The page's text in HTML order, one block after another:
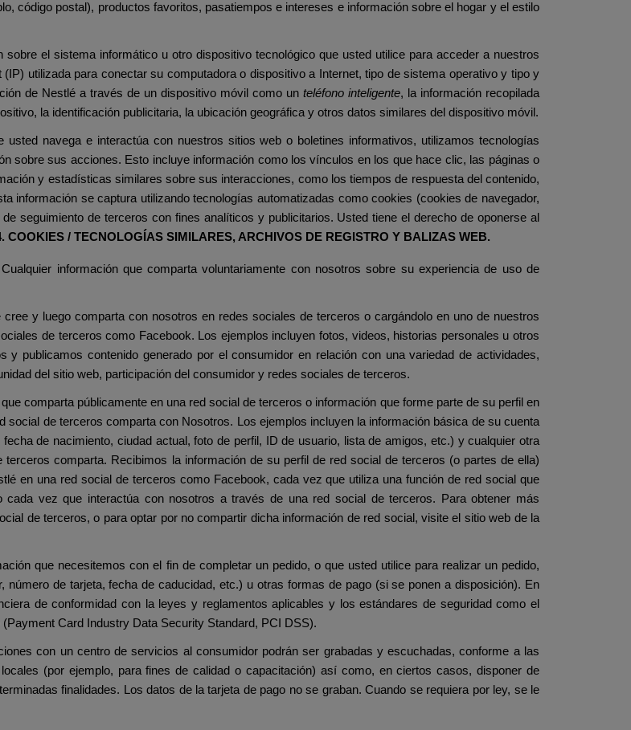
código postal), productos favoritos, pasatiempos e intereses e información sobre el hogar y el estilo
sobre el sistema informático u otro dispositivo tecnológico que usted utilice para acceder a nuestros
utilizada para conectar su computadora o dispositivo a Internet, tipo de sistema operativo y tipo y
de Nestlé a través de un dispositivo móvil como un teléfono inteligente, la información recopilada
la identificación publicitaria, la ubicación geográfica y otros datos similares del dispositivo móvil.
usted navega e interactúa con nuestros sitios web o boletines informativos, utilizamos tecnologías
sobre sus acciones. Esto incluye información como los vínculos en los que hace clic, las páginas o
y estadísticas similares sobre sus interacciones, como los tiempos de respuesta del contenido,
información se captura utilizando tecnologías automatizadas como cookies (cookies de navegador,
seguimiento de terceros con fines analíticos y publicitarios. Usted tiene el derecho de oponerse al
COOKIES / TECNOLOGÍAS SIMILARES, ARCHIVOS DE REGISTRO Y BALIZAS WEB.
Cualquier información que comparta voluntariamente con nosotros sobre su experiencia de uso de
cree y luego comparta con nosotros en redes sociales de terceros o cargándolo en uno de nuestros
de terceros como Facebook. Los ejemplos incluyen fotos, videos, historias personales u otros
y publicamos contenido generado por el consumidor en relación con una variedad de actividades,
del sitio web, participación del consumidor y redes sociales de terceros.
comparta públicamente en una red social de terceros o información que forme parte de su perfil en
de terceros comparta con Nosotros. Los ejemplos incluyen la información básica de su cuenta
de nacimiento, ciudad actual, foto de perfil, ID de usuario, lista de amigos, etc.) y cualquier otra
comparta. Recibimos la información de su perfil de red social de terceros (o partes de ella)
en una red social de terceros como Facebook, cada vez que utiliza una función de red social que
vez que interactúa con nosotros a través de una red social de terceros. Para obtener más
de terceros, o para optar por no compartir dicha información de red social, visite el sitio web de la
que necesitemos con el fin de completar un pedido, o que usted utilice para realizar un pedido,
de tarjeta, fecha de caducidad, etc.) u otras formas de pago (si se ponen a disposición). En
de conformidad con la leyes y reglamentos aplicables y los estándares de seguridad como el
Card Industry Data Security Standard, PCI DSS).
con un centro de servicios al consumidor podrán ser grabadas y escuchadas, conforme a las
(por ejemplo, para fines de calidad o capacitación) así como, en ciertos casos, disponer de
finalidades. Los datos de la tarjeta de pago no se graban. Cuando se requiera por ley, se le